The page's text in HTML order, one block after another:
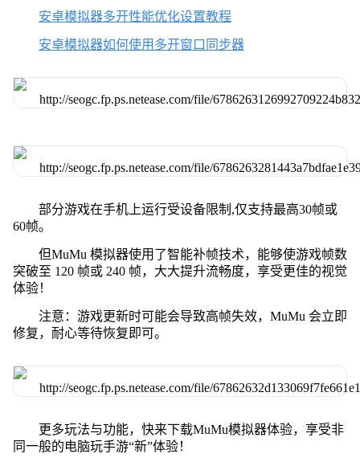
安卓模拟器多开性能优化设置教程
安卓模拟器如何使用多开窗口同步器
部分游戏在手机上运行受设备限制,仅支持最高30帧或
60帧。
但MuMu 模拟器使用了智能补帧技术，能够使游戏帧数
突破至 120 帧或 240 帧，大大提升流畅度，享受更佳的视觉
体验！
注意：游戏更新时可能会导致高帧失效，MuMu 会立即
修复，耐心等待恢复即可。
更多玩法与功能，快来下载MuMu模拟器体验，享受非
同一般的电脑玩手游“新”体验！